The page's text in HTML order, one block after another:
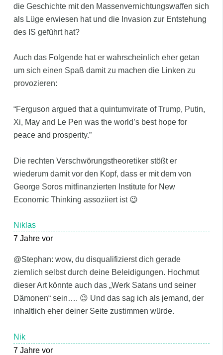
die Geschichte mit den Massenvernichtungswaffen sich
als Lüge erwiesen hat und die Invasion zur Entstehung
des IS geführt hat?
Auch das Folgende hat er wahrscheinlich eher getan
um sich einen Spaß damit zu machen die Linken zu
provozieren:
“Ferguson argued that a quintumvirate of Trump, Putin,
Xi, May and Le Pen was the world’s best hope for
peace and prosperity.”
Die rechten Verschwörungstheoretiker stößt er
wiederum damit vor den Kopf, dass er mit dem von
George Soros mitfinanzierten Institute for New
Economic Thinking assoziiert ist 😉
Niklas
7 Jahre vor
@Stephan: wow, du disqualifizierst dich gerade
ziemlich selbst durch deine Beleidigungen. Hochmut
dieser Art könnte auch das „Werk Satans und seiner
Dämonen“ sein…. 😉 Und das sag ich als jemand, der
inhaltlich eher deiner Seite zustimmen würde.
Nik
7 Jahre vor